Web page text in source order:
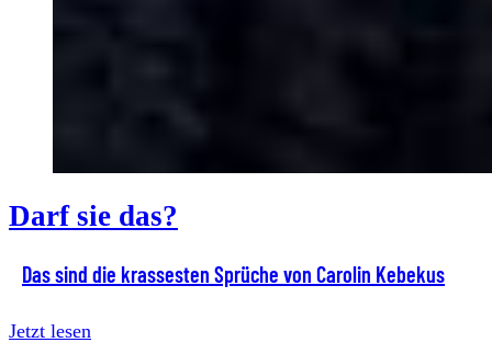
Darf sie das?
Das sind die krassesten Sprüche von Carolin Kebekus
Jetzt lesen